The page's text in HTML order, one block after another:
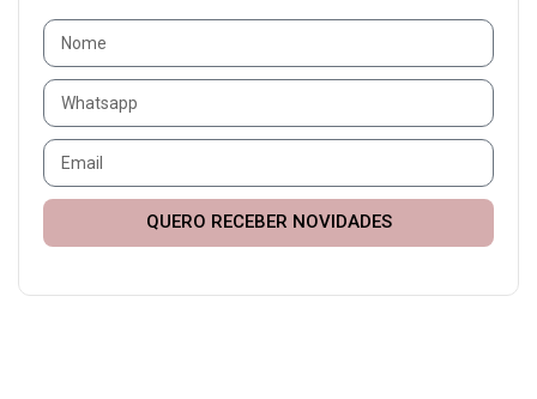
QUERO RECEBER NOVIDADES